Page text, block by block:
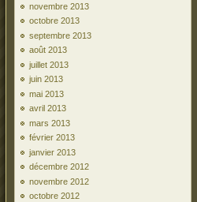
novembre 2013
octobre 2013
septembre 2013
août 2013
juillet 2013
juin 2013
mai 2013
avril 2013
mars 2013
février 2013
janvier 2013
décembre 2012
novembre 2012
octobre 2012